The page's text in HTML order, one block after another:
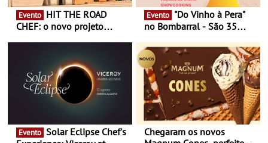
Evento
CHEF: o novo projeto
conceito gastronómico
itinerante que percorre
Portugal
Evento
no Bombarral - São 35
prova e seis dias de
experiências
Evento
Chegaram os novos